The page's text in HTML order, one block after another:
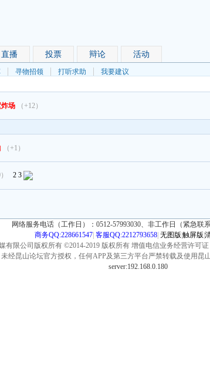
直播 投票 辩论 活动
寻物招领 打听求助
我要建议
场 （+12）
（+1）
2 3
网络服务电话（工作日）：0512-57993030、非工作日（紧急联
商务QQ:228661547| 客服QQ:2212793658| 无图版 触屏版
有限公司版权所有 ©2014-2019 版权所有 增值电信业务经营许可证
未经昆山论坛官方授权，任何APP及第三方平台严禁转载及使用昆
server:192.168.0.180